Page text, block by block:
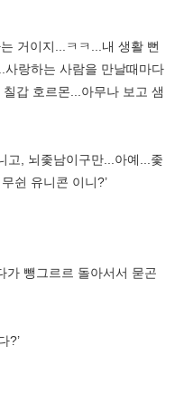
거이지...ㅋㅋ...내 생활 뻔
랑하는 사람을 만날때마다
갑 호르몬...아무나 보고 샘
고, 뇌좇남이구만...아예...좇
쉰 유니콘 이니?’
가 뺑그르르 돌아서서 묻곤
?’